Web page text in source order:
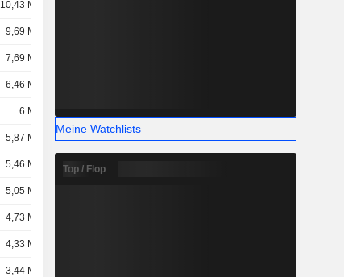
10,43 Mrd.
9,69 Mrd.
7,69 Mrd.
6,46 Mrd.
6 Mrd.
5,87 Mrd.
5,46 Mrd.
5,05 Mrd.
4,73 Mrd.
4,33 Mrd.
3,44 Mrd.
Meine Watchlists
Top / Flop